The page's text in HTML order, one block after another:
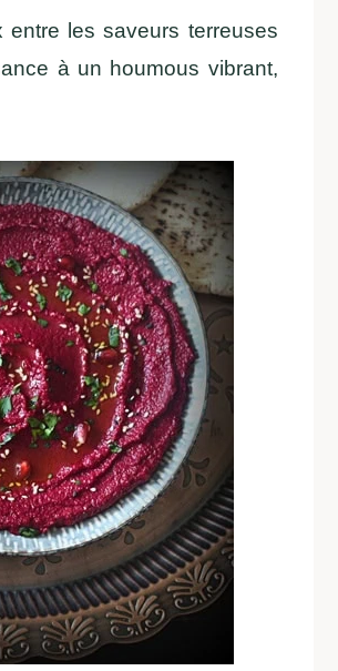
entre les saveurs terreuses
à un houmous vibrant,